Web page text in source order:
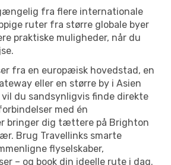
fra flere internationale
ruter fra større globale byer
praktiske muligheder, når du
fra en europæisk hovedstad, en
eller en større by i Asien
vil du sandsynligvis finde direkte
med én
bringer dig tættere på Brighton
Brug Travellinks smarte
flyselskaber,
– og book din ideelle rute i dag.